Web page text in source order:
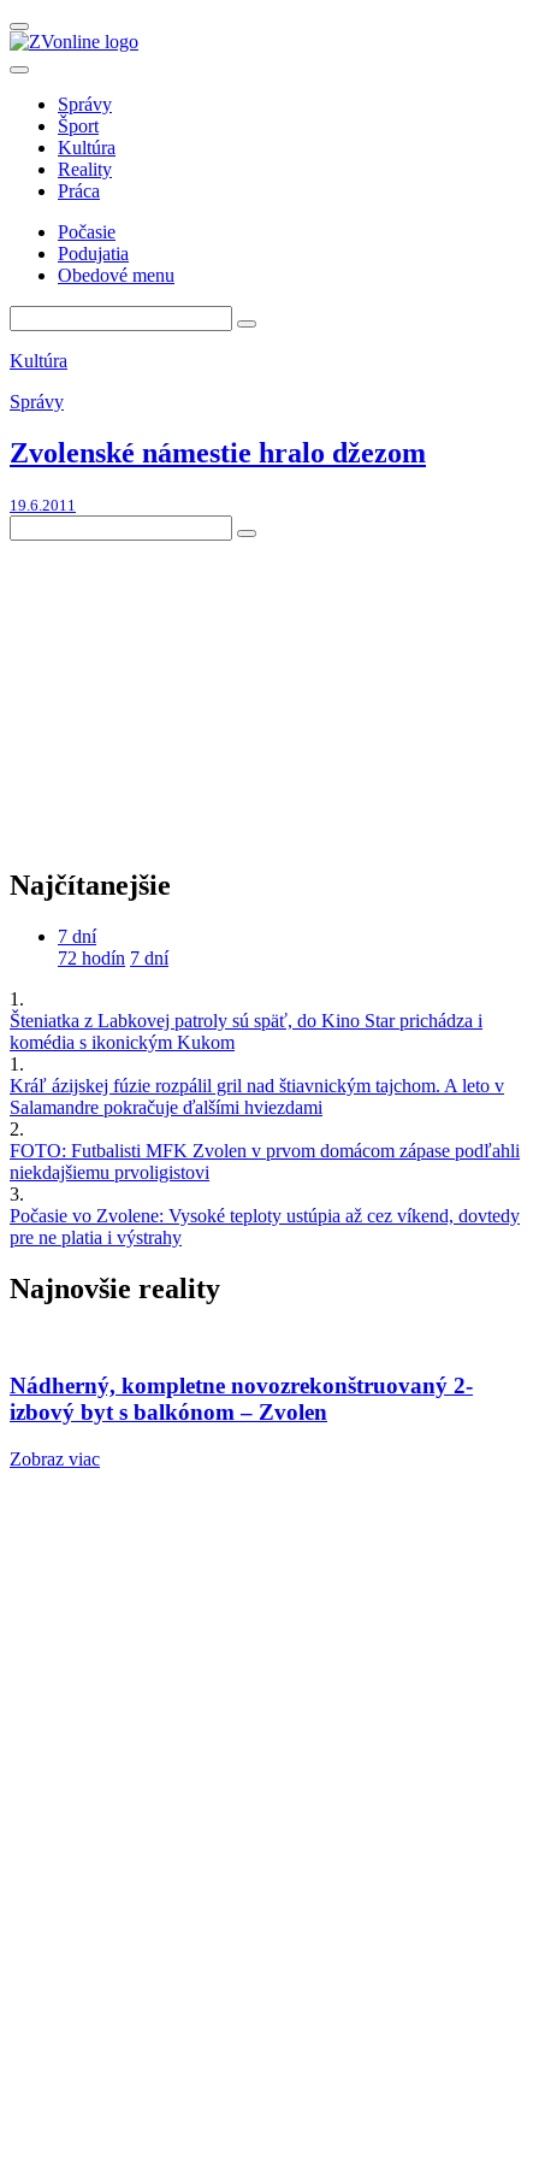
Správy
Šport
Kultúra
Reality
Práca
Počasie
Podujatia
Obedové menu
Kultúra
Správy
Zvolenské námestie hralo džezom
19.6.2011
Najčítanejšie
7 dní
72 hodín 7 dní
1.
Šteniatka z Labkovej patroly sú späť, do Kino Star prichádza i
komédia s ikonickým Kukom
1.
Kráľ ázijskej fúzie rozpálil gril nad štiavnickým tajchom. A leto v
Salamandre pokračuje ďalšími hviezdami
2.
FOTO: Futbalisti MFK Zvolen v prvom domácom zápase podľahli
niekdajšiemu prvoligistovi
3.
Počasie vo Zvolene: Vysoké teploty ustúpia až cez víkend, dovtedy
pre ne platia i výstrahy
Najnovšie reality
Nádherný, kompletne novozrekonštruovaný 2-
izbový byt s balkónom – Zvolen
Zobraz viac